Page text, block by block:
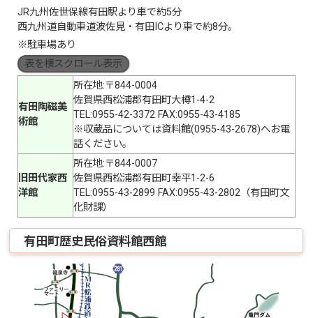
JR九州佐世保線有田駅より車で約5分
西九州道自動車道波佐見・有田ICより車で約8分。
※駐車場あり
表を横スクロール表示
有田陶磁美
術館
所在地:〒844-0004
佐賀県西松浦郡有田町大樽1-4-2
TEL:0955-42-3372 FAX:0955-43-4185
※収蔵品については資料館(0955-43-2678)へお電
話ください。
旧田代家西
洋館
所在地:〒844-0007
佐賀県西松浦郡有田町幸平1-2-6
TEL:0955-43-2899 FAX:0955-43-2802（有田町文
化財課）
有田町歴史民俗資料館西館